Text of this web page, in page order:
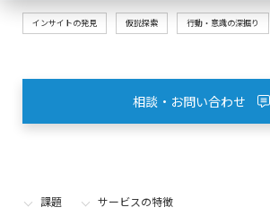
インサイトの発見 仮説探索 行動・意識の深掘り
相談・お問い合わせ
課題
サービスの特徴